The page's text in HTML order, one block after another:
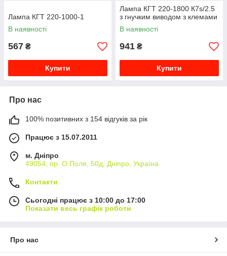
Лампа КГТ 220-1000-1
В наявності
567 ₴
Купити
Лампа КГТ 220-1800 К7s/2.5
з гнучким виводом з клемами
В наявності
941 ₴
Купити
Про нас
100% позитивних з 154 відгуків за рік
Працює з 15.07.2011
м. Дніпро
49054, пр. О.Поля, 50д, Дніпро, Україна
Контакти
Сьогодні працює з 10:00 до 17:00
Показати весь графік роботи
Про нас